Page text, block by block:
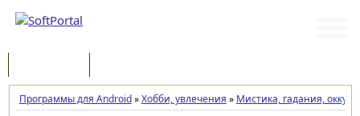
Программы для Android»Хобби, увлечения » Мистика, гадания,